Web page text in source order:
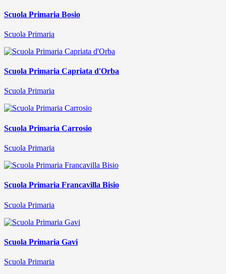
Scuola Primaria Bosio
Scuola Primaria
Scuola Primaria Capriata d'Orba
Scuola Primaria
Scuola Primaria Carrosio
Scuola Primaria
Scuola Primaria Francavilla Bisio
Scuola Primaria
Scuola Primaria Gavi
Scuola Primaria